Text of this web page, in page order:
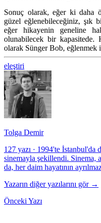
Sonuç olarak, eğer ki daha
güzel eğlenebileceğiniz, şık
eğer hikayenin geneline
olunabilecek bir kapasitede.
olarak Sünger Bob,
eleştiri
Tolga Demir
127 yazı · 1994'te İstanbul'da
sinemayla şekillendi. Sinema,
da, her daim hayatının
Yazarın diğer yazılarını gör →
Önceki Yazı